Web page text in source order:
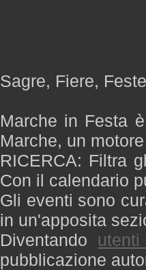
Sagre, Fiere,
Marche in Festa
Marche, un
RICERCA: Filtra
Con il calendario
Gli eventi sono
in un'apposita
Diventando
pubblicazione